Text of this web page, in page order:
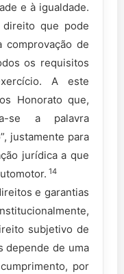
e à igualdade.
que pode
de
os requisitos
A este
Honorato que,
se a palavra
justamente para
jurídica a que
14
e garantias
subjetivo de
depende de uma
por